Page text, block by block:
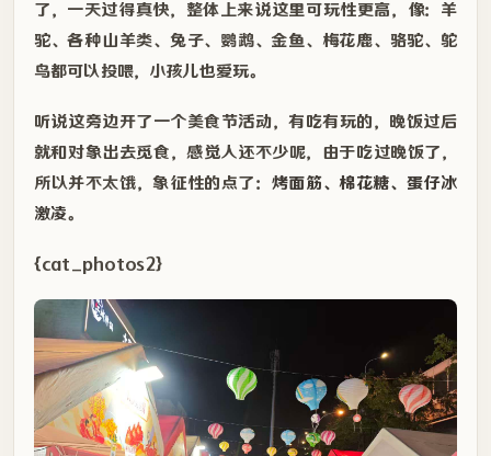
了，一天过得真快，整体上来说这里可玩性更高，像：羊
驼、各种山羊类、兔子、鹦鹉、金鱼、梅花鹿、骆驼、鸵
鸟都可以投喂，小孩儿也爱玩。
听说这旁边开了一个美食节活动，有吃有玩的，晚饭过后
就和对象出去觅食，感觉人还不少呢，由于吃过晚饭了，
所以并不太饿，象征性的点了： 烤面筋、棉花糖、蛋仔冰
激凌。
{cat_photos2}